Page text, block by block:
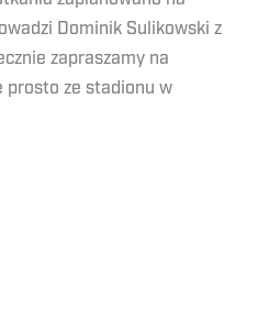
Dominik Sulikowski z
zapraszamy na
prosto ze stadionu w